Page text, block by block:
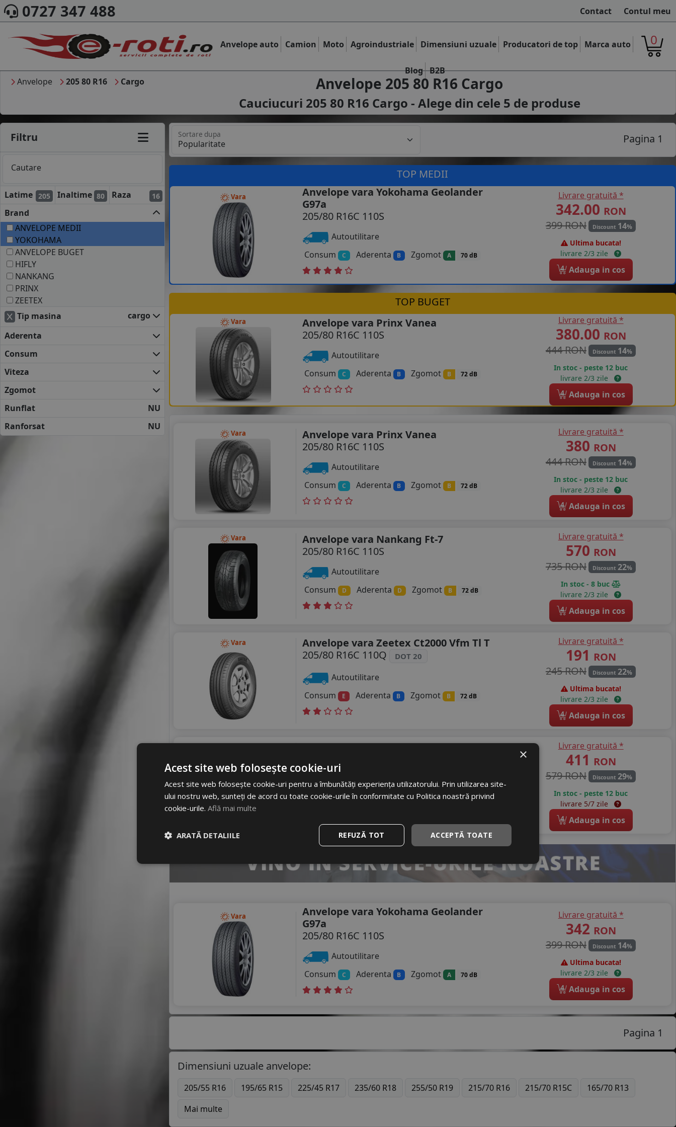
0727 347 488 Contact Contul meu
Anvelope auto Camion Moto Agroindustriale Dimensiuni uzuale Producatori de top Marca auto
Blog B2B
0
Anvelope 205 80 R16 Cargo Anvelope 205 80 R16 Cargo
Cauciucuri 205 80 R16 Cargo - Alege din cele 5 de produse
Filtru
Cautare
Latime 205 Inaltime 80 Raza 16
Brand
ANVELOPE MEDII
YOKOHAMA
ANVELOPE BUGET
HIFLY
NANKANG
PRINX
ZEETEX
Tip masina
cargo
Aderenta
Consum
Viteza
Zgomot
Runflat
NU
Ranforsat
NU
Sortare dupa Pagina 1
TOP MEDII
Vara
Anvelope vara Yokohama Geolander
G97a
205/80 R16C 110S
Autoutilitare
Consum
C Aderenta B Zgomot A 70 dB
Livrare gratuită *
342.00 RON
399 RON
Discount 14%
Ultima bucata!
livrare 2/3 zile
4 Adauga in cos
TOP BUGET
Vara
Anvelope vara Prinx Vanea
205/80 R16C 110S
Autoutilitare
Consum
C Aderenta B Zgomot B 72 dB
Livrare gratuită *
380.00 RON
444 RON
Discount 14%
In stoc - peste 12 buc
livrare 2/3 zile
4 Adauga in cos
Vara
Anvelope vara Prinx Vanea
205/80 R16C 110S
Autoutilitare
Consum
C Aderenta B Zgomot B 72 dB
Livrare gratuită *
380 RON
444 RON
Discount 14%
In stoc - peste 12 buc
livrare 2/3 zile
4 Adauga in cos
Vara
Anvelope vara Nankang Ft-7
205/80 R16C 110S
Autoutilitare
Consum
D Aderenta D Zgomot B 72 dB
Livrare gratuită *
570 RON
735 RON
Discount 22%
In stoc - 8 buc
livrare 2/3 zile
4 Adauga in cos
Vara
Anvelope vara Zeetex Ct2000 Vfm Tl T
205/80 R16C 110Q
DOT 20
Autoutilitare
Consum
E Aderenta B Zgomot B 72 dB
Livrare gratuită *
191 RON
245 RON
Discount 22%
Ultima bucata!
livrare 2/3 zile
4 Adauga in cos
Anvelope vara Hifly Super2000
Autoutilitare
Consum D Aderenta C Zgomot B 72 dB
Livrare gratuită *
411 RON
579 RON
Discount 29%
In stoc - peste 12 buc
livrare 5/7 zile
4 Adauga in cos
Vara
Anvelope vara Yokohama Geolander
G97a
205/80 R16C 110S
Autoutilitare
Consum
C Aderenta B Zgomot A 70 dB
Livrare gratuită *
342 RON
399 RON
Discount 14%
Ultima bucata!
livrare 2/3 zile
4 Adauga in cos
Pagina 1
Dimensiuni uzuale anvelope:
205/55 R16 195/65 R15 225/45 R17 235/60 R18 255/50 R19 215/70 R16 215/70 R15C
165/70 R13
Mai multe
×
Acest site web folosește cookie-uri
Acest site web folosește cookie-uri pentru a îmbunătăți experiența utilizatorului. Prin utilizarea site-
ului nostru web, sunteți de acord cu toate cookie-urile în conformitate cu Politica noastră privind
cookie-urile. Află mai multe
ACCEPTĂ TOATE
REFUZĂ TOT
ARATĂ DETALIILE